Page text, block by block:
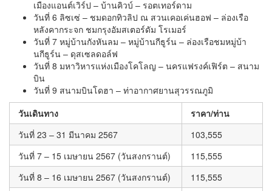
เมืองแอนต์เวิร์ป – บ้านคิวบ์ – รอตเทอร์ดาม
วันที่ 6 ลิซเซ่ – ชมดอกทิวลิป ณ สวนเคอเค่นฮอฟ – ล่องเรือ
หลังคากระจก ชมกรุงอัมสเตอร์ดัม โรเมอร์
วันที่ 7 หมู่บ้านกังหันลม – หมู่บ้านกีธูร์น – ล่องเรือชมหมู่บ้า
นกีธูร์น – ดุสเซลดอล์ฟ
วันที่ 8 มหาวิหารแห่งเมืองโคโลญ – นครแฟรงค์เฟิร์ต – สนาม
บิน
วันที่ 9 สนามบินโดฮา – ท่าอากาศยานสุวรรณภูมิ
วันเดินทาง
ราคา/ท่าน
วันที่ 23 – 31 มีนาคม 2567
103,555
วันที่ 7 – 15 เมษายน 2567 (วันสงกรานต์)
115,555
วันที่ 8 – 16 เมษายน 2567 (วันสงกรานต์)
115,555